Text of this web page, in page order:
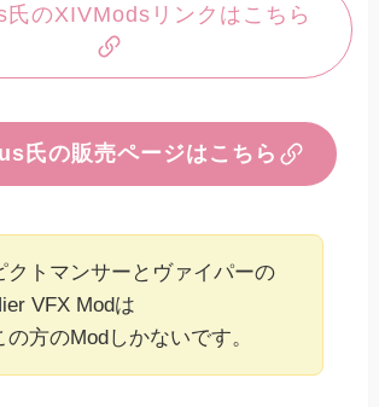
のXIVModsリンクはこちら
氏の販売ページはこちら
クトマンサーとヴァイパーの
VFX Modは
の方のModしかないです。